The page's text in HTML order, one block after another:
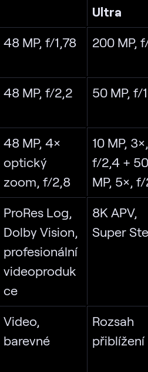
Ultra
48 MP, f/1,78 200 MP,
48 MP, f/2,2 50 MP, f/
48 MP, 4×
optický
zoom, f/2,8
10 MP, 3×,
f/2,4 + 50
MP, 5×,
ProRes Log,
Dolby Vision,
profesionální
videoproduk
ce
8K APV,
Super
Video,
barevné
Rozsah
přiblížení